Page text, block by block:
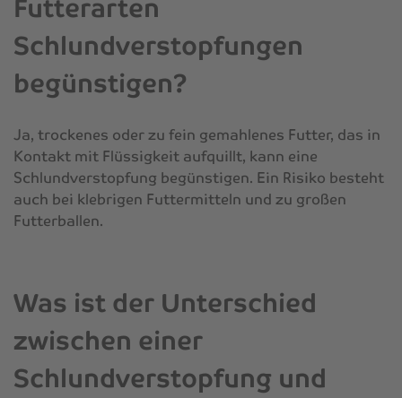
Futterarten
Schlundverstopfungen
begünstigen?
Ja, trockenes oder zu fein gemahlenes Futter, das in
Kontakt mit Flüssigkeit aufquillt, kann eine
Schlundverstopfung begünstigen. Ein Risiko besteht
auch bei klebrigen Futtermitteln und zu großen
Futterballen.
Was ist der Unterschied
zwischen einer
Schlundverstopfung und